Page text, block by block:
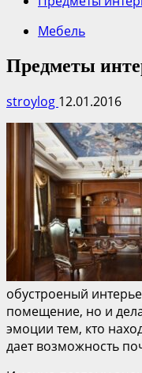
Мебель
Предметы
stroylog 12.01.2016
обустроеный
помещение, но и
эмоции тем, кто
дает возможность